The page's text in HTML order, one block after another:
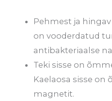
Pehmest ja
on vooderdatud
antibakteriaalse
Teki sisse on
Kaelaosa sisse on
magnetit.